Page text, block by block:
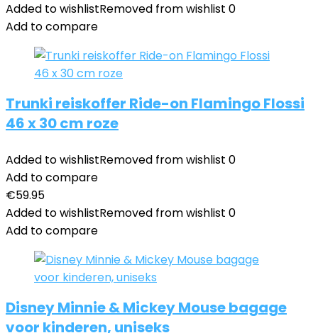
Added to wishlistRemoved from wishlist 0
Add to compare
Trunki reiskoffer Ride-on Flamingo Flossi
46 x 30 cm roze
Added to wishlistRemoved from wishlist 0
Add to compare
€59.95
Added to wishlistRemoved from wishlist 0
Add to compare
Disney Minnie & Mickey Mouse bagage
voor kinderen, uniseks